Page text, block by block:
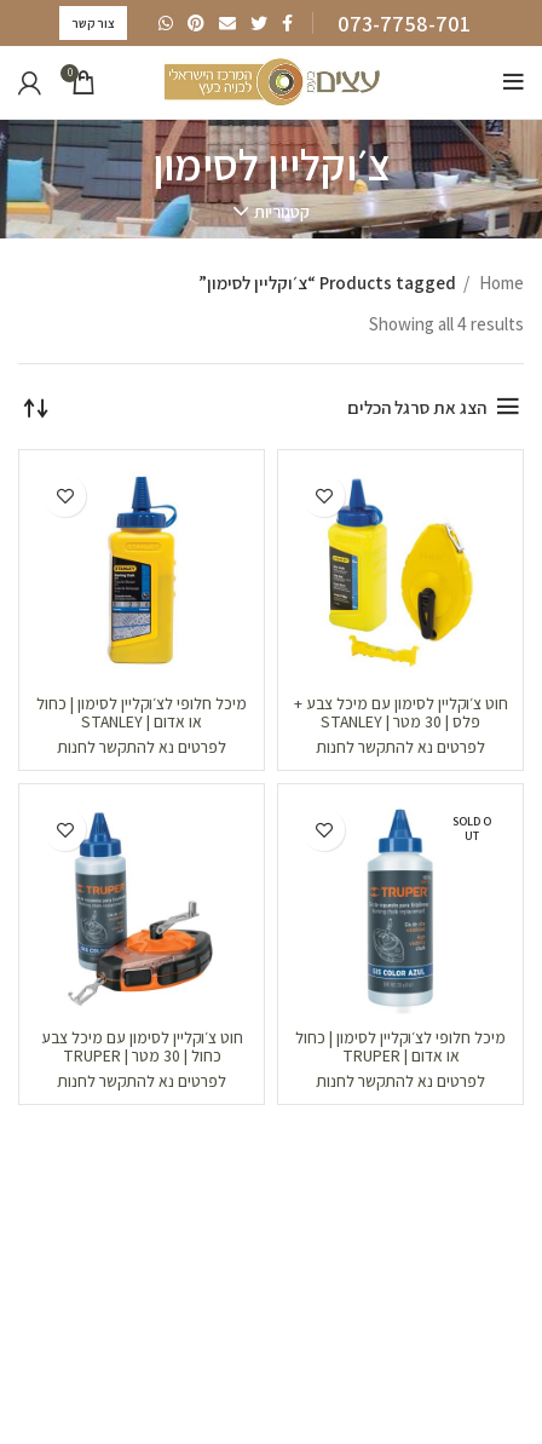
073-7758-701 צור קשר
0
צ׳וקליין לסימון
קטגוריות
Home
Products tagged “צ׳וקליין לסימון”
Showing all 4 results
הצג את סרגל הכלים
חוט צ׳וקליין לסימון עם מיכל צבע +
פלס | 30 מטר | STANLEY
לפרטים נא להתקשר לחנות
מיכל חלופי לצ׳וקליין לסימון | כחול
או אדום | STANLEY
לפרטים נא להתקשר לחנות
SOLD O
UT
מיכל חלופי לצ׳וקליין לסימון | כחול
או אדום | TRUPER
לפרטים נא להתקשר לחנות
חוט צ׳וקליין לסימון עם מיכל צבע
כחול | 30 מטר | TRUPER
לפרטים נא להתקשר לחנות